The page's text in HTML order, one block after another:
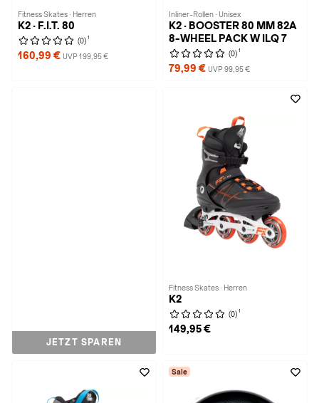
Fitness Skates · Herren
K2 · F.I.T. 80
(0) 1
160,99 € UVP 199,95 €
Inliner-Rollen · Unisex
K2 · BOOSTER 80 MM 82A
8-WHEEL PACK W ILQ 7
(0) 1
79,99 € UVP 99,95 €
JETZT SPAREN
Fitness Skates · Herren
K2
(0) 1
149,95 €
Sale